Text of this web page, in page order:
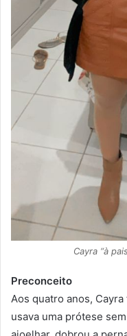
Cayra “à
Preconceito
Aos quatro anos,
usava uma prótese